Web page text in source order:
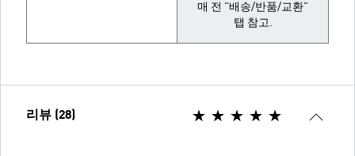
매 전 "배송/반품/교환"
탭 참고.
리뷰 (28)